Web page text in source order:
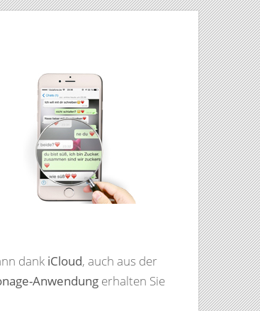
dank iCloud, auch aus der
Anwendung erhalten Sie